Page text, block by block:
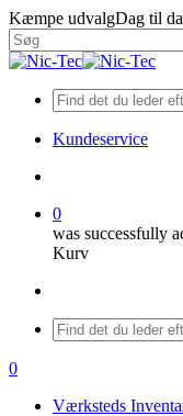
Skip
to
main
Kæmpe udvalgDag til
Close
Kundeservice
0
was successfully
Kurv
Menu
search
0
Værksteds